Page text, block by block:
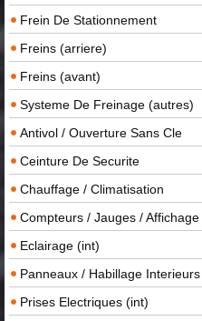
Frein De Stationnement
Freins (arriere)
Freins (avant)
Systeme De Freinage (autres)
Antivol / Ouverture Sans Cle
Ceinture De Securite
Chauffage / Climatisation
Compteurs / Jauges / Affichage
Eclairage (int)
Panneaux / Habillage Interieurs
Prises Electriques (int)